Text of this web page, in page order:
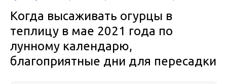
Когда высаживать огурцы в
теплицу в мае 2021 года по
лунному календарю,
благоприятные дни для пересадки